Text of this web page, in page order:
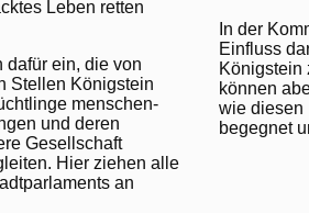
Leben retten
dafür ein, die von
Stellen Königstein
menschen­
und deren
Gesellschaft
Hier ziehen alle
an
In der
Einfluss
Königstein
können
wie diesen
begegnet